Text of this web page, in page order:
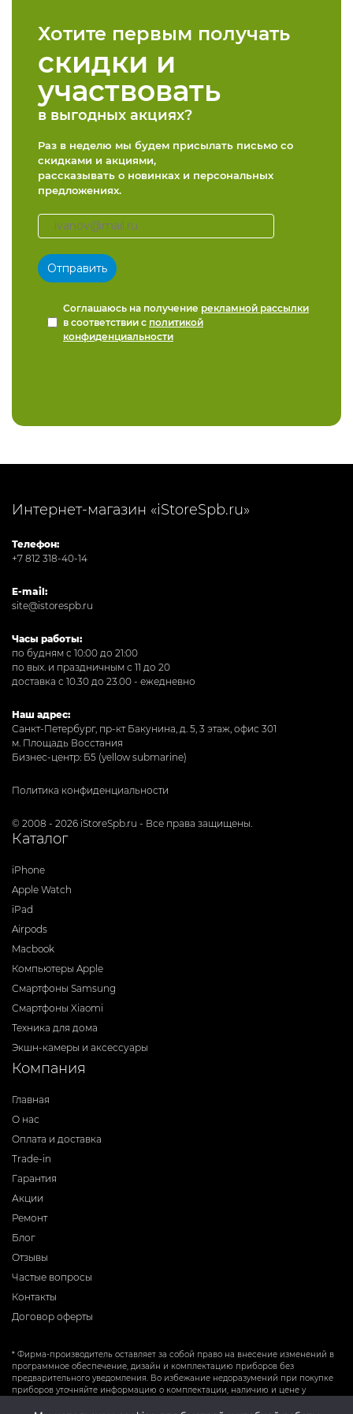
Хотите первым получать
скидки и
участвовать
в выгодных акциях?
Раз в неделю мы будем присылать письмо со
скидками и акциями,
рассказывать о новинках и персональных
предложениях.
Соглашаюсь на получение рекламной рассылки
в соответствии с политикой
конфиденциальности
Интернет-магазин «iStoreSpb.ru»
Телефон:
+7 812 318-40-14
E-mail:
site@istorespb.ru
Часы работы:
по будням с 10:00 до 21:00
по вых. и праздничным с 11 до 20
доставка с 10.30 до 23.00 - ежедневно
Наш адрес:
Санкт-Петербург, пр-кт Бакунина, д. 5, 3 этаж, офис 301
м. Площадь Восстания
Бизнес-центр: Б5 (yellow submarine)
Политика конфиденциальности
© 2008 - 2026 iStoreSpb.ru - Все права защищены.
Каталог
iPhone
Apple Watch
iPad
Airpods
Macbook
Компьютеры Apple
Смартфоны Samsung
Смартфоны Xiaomi
Техника для дома
Экшн-камеры и аксессуары
Компания
Главная
О нас
Оплата и доставка
Trade-in
Гарантия
Акции
Ремонт
Блог
Отзывы
Частые вопросы
Контакты
Договор оферты
* Фирма-производитель оставляет за собой право на внесение изменений в
программное обеспечение, дизайн и комплектацию приборов без
предварительного уведомления. Во избежание недоразумений при покупке
приборов уточняйте информацию о комплектации, наличию и цене у